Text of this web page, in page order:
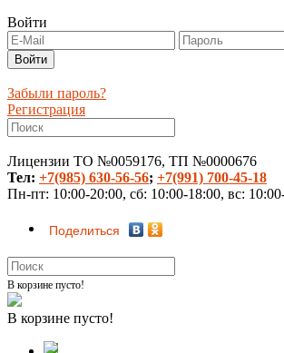
Войти
Забыли пароль?
Регистрация
Лицензии ТО №0059176, ТП №0000676
Тел: +7(985) 630-56-56; +7(991) 700-45-18
Пн-пт: 10:00-20:00, сб: 10:00-18:00, вс:
Поделиться
В корзине пусто!
В корзине пусто!